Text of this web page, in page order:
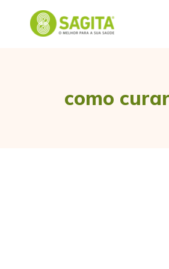
como